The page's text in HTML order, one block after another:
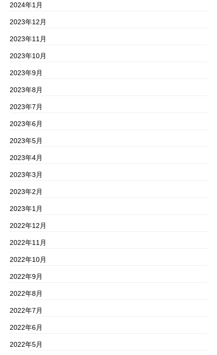
2024年1月
2023年12月
2023年11月
2023年10月
2023年9月
2023年8月
2023年7月
2023年6月
2023年5月
2023年4月
2023年3月
2023年2月
2023年1月
2022年12月
2022年11月
2022年10月
2022年9月
2022年8月
2022年7月
2022年6月
2022年5月